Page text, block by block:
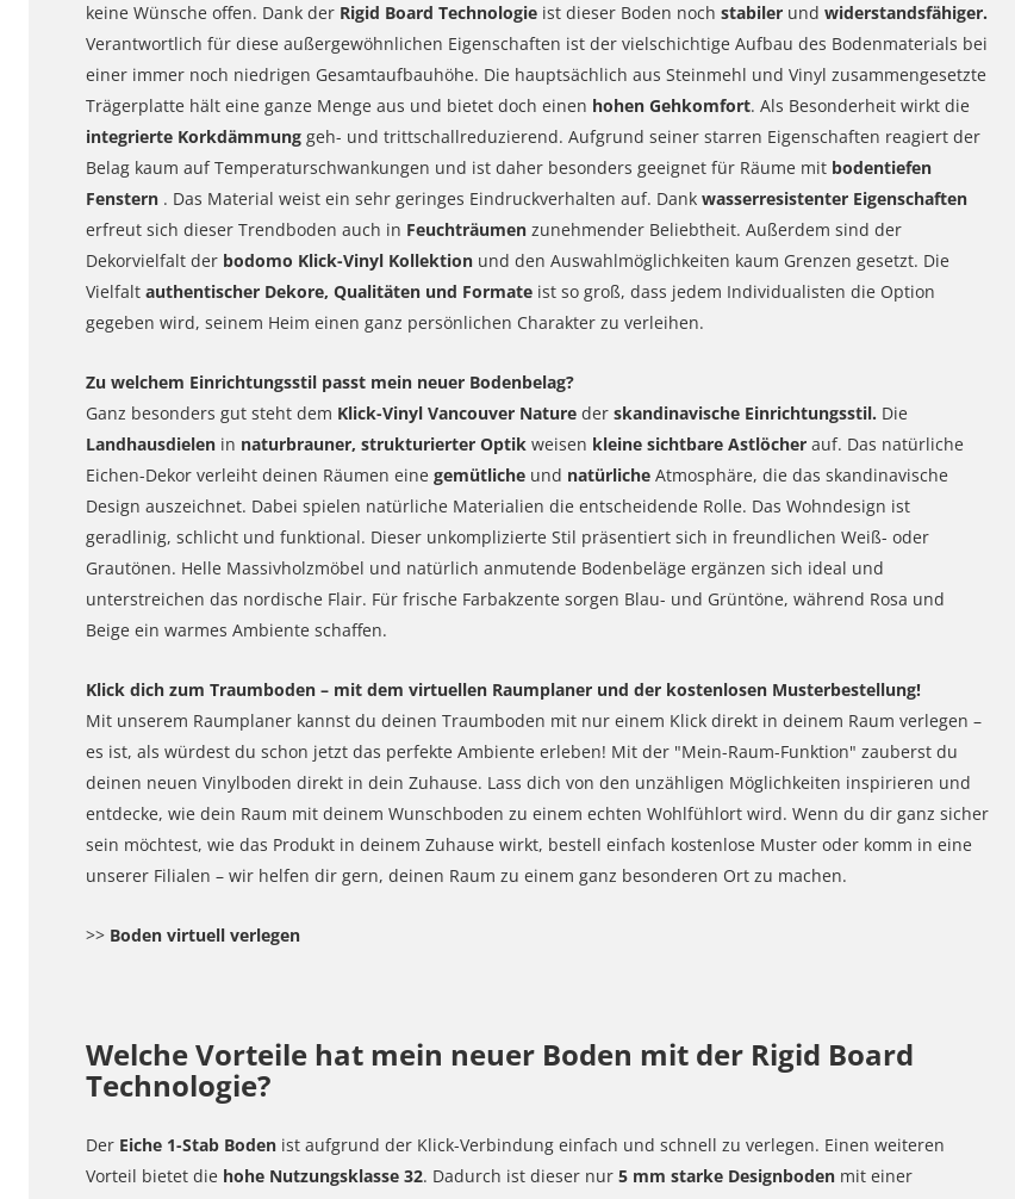
keine Wünsche offen. Dank der Rigid Board Technologie ist dieser Boden noch stabiler und widerstandsfähiger.
Verantwortlich für diese außergewöhnlichen Eigenschaften ist der vielschichtige Aufbau des Bodenmaterials bei
einer immer noch niedrigen Gesamtaufbauhöhe. Die hauptsächlich aus Steinmehl und Vinyl zusammengesetzte
Trägerplatte hält eine ganze Menge aus und bietet doch einen hohen Gehkomfort. Als Besonderheit wirkt die
integrierte Korkdämmung geh- und trittschallreduzierend. Aufgrund seiner starren Eigenschaften reagiert der
Belag kaum auf Temperaturschwankungen und ist daher besonders geeignet für Räume mit bodentiefen
Fenstern . Das Material weist ein sehr geringes Eindruckverhalten auf. Dank wasserresistenter Eigenschaften
erfreut sich dieser Trendboden auch in Feuchträumen zunehmender Beliebtheit. Außerdem sind der
Dekorvielfalt der bodomo Klick-Vinyl Kollektion und den Auswahlmöglichkeiten kaum Grenzen gesetzt. Die
Vielfalt authentischer Dekore, Qualitäten und Formate ist so groß, dass jedem Individualisten die Option
gegeben wird, seinem Heim einen ganz persönlichen Charakter zu verleihen.
Zu welchem Einrichtungsstil passt mein neuer Bodenbelag?
Ganz besonders gut steht dem Klick-Vinyl Vancouver Nature der skandinavische Einrichtungsstil. Die
Landhausdielen in naturbrauner, strukturierter Optik weisen kleine sichtbare Astlöcher auf. Das natürliche
Eichen-Dekor verleiht deinen Räumen eine gemütliche und natürliche Atmosphäre, die das skandinavische
Design auszeichnet. Dabei spielen natürliche Materialien die entscheidende Rolle. Das Wohndesign ist
geradlinig, schlicht und funktional. Dieser unkomplizierte Stil präsentiert sich in freundlichen Weiß- oder
Grautönen. Helle Massivholzmöbel und natürlich anmutende Bodenbeläge ergänzen sich ideal und
unterstreichen das nordische Flair. Für frische Farbakzente sorgen Blau- und Grüntöne, während Rosa und
Beige ein warmes Ambiente schaffen.
Klick dich zum Traumboden – mit dem virtuellen Raumplaner und der kostenlosen Musterbestellung!
Mit unserem Raumplaner kannst du deinen Traumboden mit nur einem Klick direkt in deinem Raum verlegen –
es ist, als würdest du schon jetzt das perfekte Ambiente erleben! Mit der "Mein-Raum-Funktion" zauberst du
deinen neuen Vinylboden direkt in dein Zuhause. Lass dich von den unzähligen Möglichkeiten inspirieren und
entdecke, wie dein Raum mit deinem Wunschboden zu einem echten Wohlfühlort wird. Wenn du dir ganz sicher
sein möchtest, wie das Produkt in deinem Zuhause wirkt, bestell einfach kostenlose Muster oder komm in eine
unserer Filialen – wir helfen dir gern, deinen Raum zu einem ganz besonderen Ort zu machen.
>> Boden virtuell verlegen
Welche Vorteile hat mein neuer Boden mit der Rigid Board
Technologie?
Der Eiche 1-Stab Boden ist aufgrund der Klick-Verbindung einfach und schnell zu verlegen. Einen weiteren
Vorteil bietet die hohe Nutzungsklasse 32. Dadurch ist dieser nur 5 mm starke Designboden mit einer